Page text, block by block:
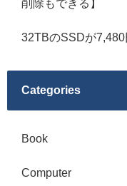
削除もできる】
32TBのSSDが
Categories
Book
Computer